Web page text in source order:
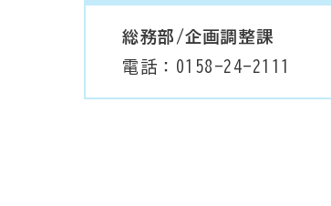
総務部/企画調整課
電話：0158-24-2111